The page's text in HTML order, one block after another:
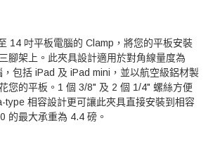
14 吋平板電腦的 Clamp，將您的平板安裝
腳架上。此夾具設計適用於對角線量度為
包括 iPad 及 iPad mini，並以航空級鋁材製
您的平板。1 個 3/8" 及 2 個 1/4" 螺絲方便
type 相容設計更可讓此夾具直接安裝到相容
的最大承重為 4.4 磅。